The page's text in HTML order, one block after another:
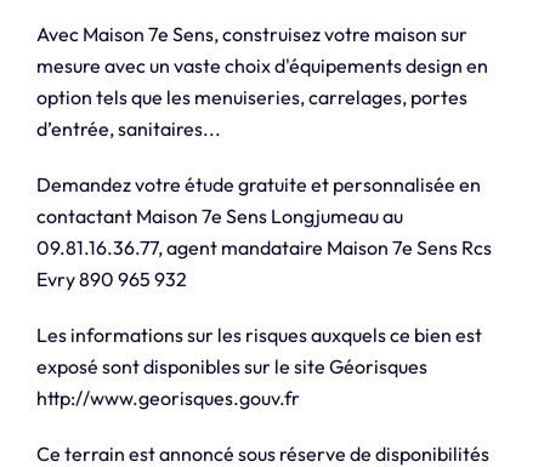
Avec Maison 7e Sens, construisez votre maison sur
mesure avec un vaste choix d'équipements design en
option tels que les menuiseries, carrelages, portes
d’entrée, sanitaires...
Demandez votre étude gratuite et personnalisée en
contactant Maison 7e Sens Longjumeau au
09.81.16.36.77, agent mandataire Maison 7e Sens Rcs
Evry 890 965 932
Les informations sur les risques auxquels ce bien est
exposé sont disponibles sur le site Géorisques
http://www.georisques.gouv.fr
Ce terrain est annoncé sous réserve de disponibilités